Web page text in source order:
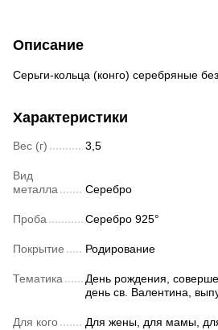
Описание
Серьги-кольца (конго) серебряные
Характеристики
Вес (г) 3,5
Вид
металла
Серебро
Проба Серебро 925°
Покрытие Родирование
Тематика
День рождения,
день св. Валентина,
Для кого
Для жены, для мамы,